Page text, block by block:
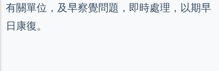
有關單位，及早察覺問題，即時處理，以期早
日康復。